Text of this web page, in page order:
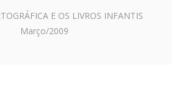
E OS LIVROS INFANTIS
Março/2009